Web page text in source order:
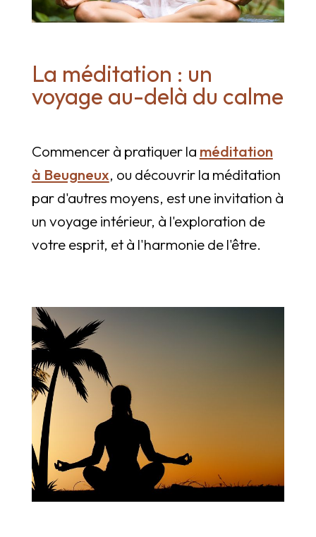
La méditation : un
voyage au-delà du calme
Commencer à pratiquer la méditation
à Beugneux, ou découvrir la méditation
par d'autres moyens, est une invitation à
un voyage intérieur, à l'exploration de
votre esprit, et à l'harmonie de l'être.